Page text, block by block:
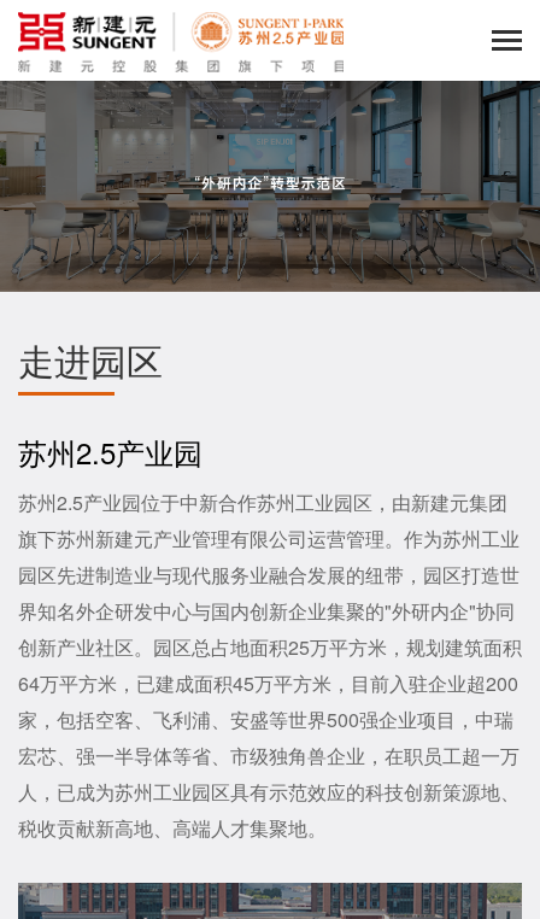
走进园区
苏州2.5产业园
苏州2.5产业园位于中新合作苏州工业园区，由新建元集团
旗下苏州新建元产业管理有限公司运营管理。作为苏州工业
园区先进制造业与现代服务业融合发展的纽带，园区打造世
界知名外企研发中心与国内创新企业集聚的"外研内企"协同
创新产业社区。园区总占地面积25万平方米，规划建筑面积
64万平方米，已建成面积45万平方米，目前入驻企业超200
家，包括空客、飞利浦、安盛等世界500强企业项目，中瑞
宏芯、强一半导体等省、市级独角兽企业，在职员工超一万
人，已成为苏州工业园区具有示范效应的科技创新策源地、
税收贡献新高地、高端人才集聚地。